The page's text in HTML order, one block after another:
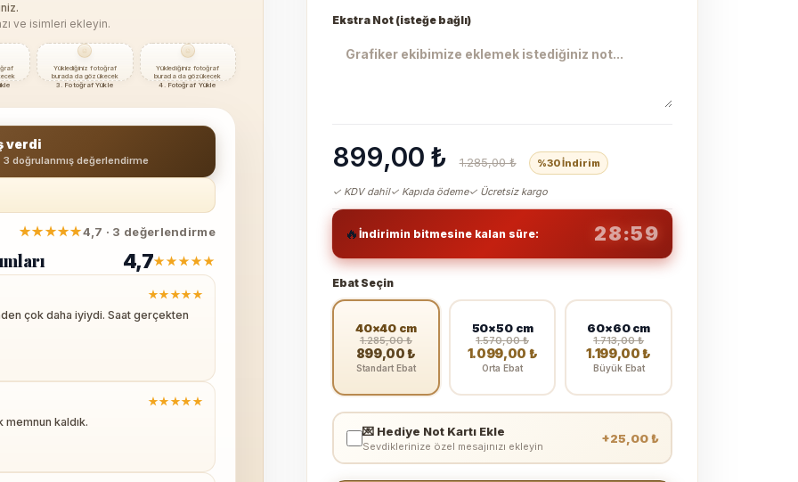
ve isimleri ekleyin.
Yüklediğiniz fotoğraf
burada da gözükecek
3. Fotoğraf Yükle
Yüklediğiniz fotoğraf
burada da gözükecek
4. Fotoğraf Yükle
verdi
doğrulanmış değerlendirme
★★★★★4,7 · 3 değerlendirme
4,7★★★★★
★★★★★
çok daha iyiydi. Saat gerçekten
★★★★★
kaldık.
Ekstra Not (isteğe bağlı)
899,00 ₺ 1.285,00 ₺ %30 İndirim
✓ KDV dahil✓ Kapıda ödeme✓ Ücretsiz kargo
🔥 İndirimin bitmesine kalan süre: 28:59
Ebat Seçin
40×40 cm
1.285,00 ₺
899,00 ₺
Standart Ebat
50×50 cm
1.570,00 ₺
1.099,00 ₺
Orta Ebat
60×60 cm
1.713,00 ₺
1.199,00 ₺
Büyük Ebat
💌 Hediye Not Kartı Ekle
Sevdiklerinize özel mesajınızı ekleyin
+25,00 ₺